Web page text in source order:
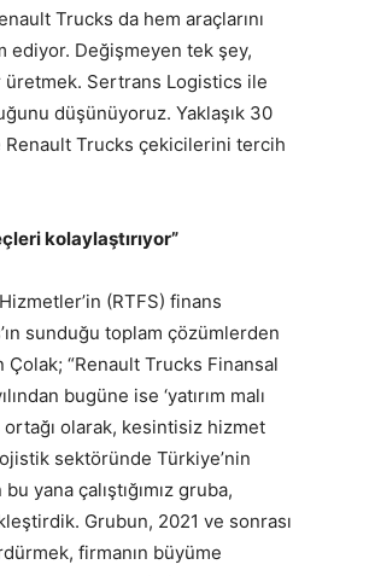
Trucks da hem araçlarını
Değişmeyen tek şey,
Sertrans Logistics ile
düşünüyoruz. Yaklaşık 30
Renault Trucks çekicilerini tercih
kolaylaştırıyor”
(RTFS) finans
sunduğu toplam çözümlerden
Çolak; “Renault Trucks Finansal
bugüne ise ‘yatırım malı
ortağı olarak, kesintisiz hizmet
sektöründe Türkiye’nin
yana çalıştığımız gruba,
Grubun, 2021 ve sonrası
firmanın büyüme